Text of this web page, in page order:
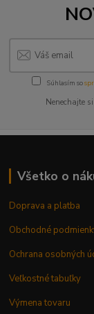
Súhlasím so
Nenechajte
Všetko o
Doprava a platba
Obchodné
Ochrana osobných
Veľkostné tabuľky
Výmena tovaru